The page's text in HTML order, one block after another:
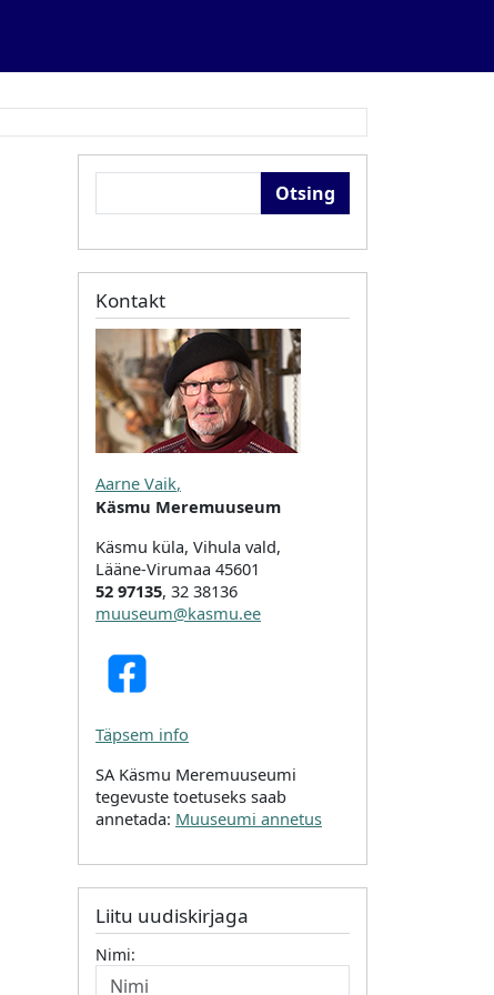
Kontakt
Aarne Vaik,
Käsmu Meremuuseum
Käsmu küla, Vihula vald,
Lääne-Virumaa 45601
52 97135, 32 38136
muuseum@kasmu.ee
Täpsem info
SA Käsmu Meremuuseumi
tegevuste toetuseks saab
annetada: Muuseumi annetus
Liitu uudiskirjaga
Nimi: